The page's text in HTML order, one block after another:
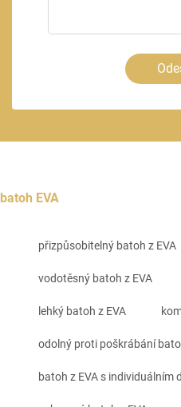
batoh EVA
přizpůsobitelný batoh z EVA
vodotěsný batoh z EVA
lehký batoh z EVA
odolný proti poškrábání
batoh z EVA s individuálním